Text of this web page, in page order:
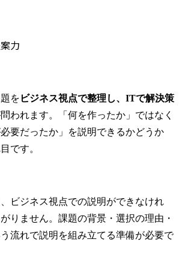
力
を ビジネス視点で整理し、ITで解決策
われます。「何を作ったか」ではなく
必要だったか」を説明できるかどうか
です。
ビジネス視点での説明ができなけれ
りません。課題の背景・選択の理由・
流れで説明を組み立てる準備が必要で